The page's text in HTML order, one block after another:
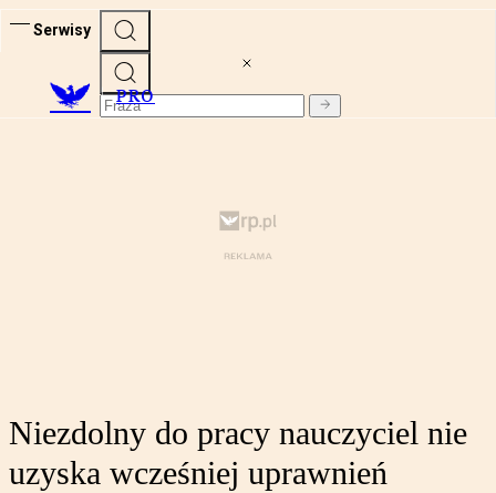
Serwisy
PRO
Niezdolny do pracy nauczyciel nie
uzyska wcześniej uprawnień